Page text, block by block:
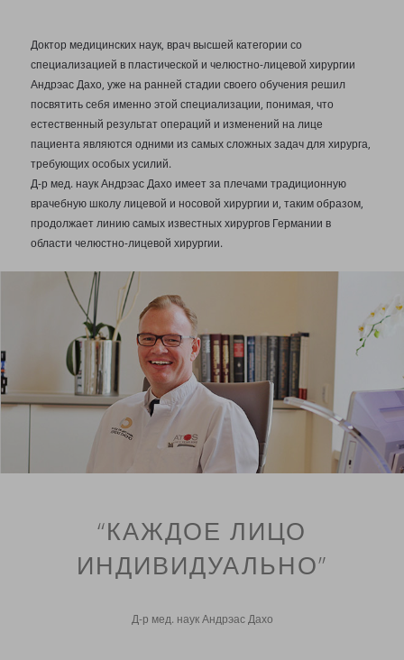
Доктор медицинских наук, врач высшей категории со
специализацией в пластической и челюстно-лицевой хирургии
Андрэас Дахо, уже на ранней стадии своего обучения решил
посвятить себя именно этой специализации, понимая, что
естественный результат операций и изменений на лице
пациента являются одними из самых сложных задач для хирурга,
требующих особых усилий.
Д-р мед. наук Андрэас Дахо имеет за плечами традиционную
врачебную школу лицевой и носовой хирургии и, таким образом,
продолжает линию самых известных хирургов Германии в
области челюстно-лицевой хирургии.
“КАЖДОЕ ЛИЦО
ИНДИВИДУАЛЬНО”
Д-р мед. наук Андрэас Дахо